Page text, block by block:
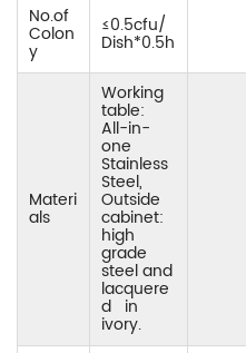
No.of
Colon
y
≤0.5cfu/
Dish*0.5h
Materi
als
Working
table:
All-in-
one
Stainless
Steel,
Outside
cabinet:
high
grade
steel and
lacquere
d in
ivory.